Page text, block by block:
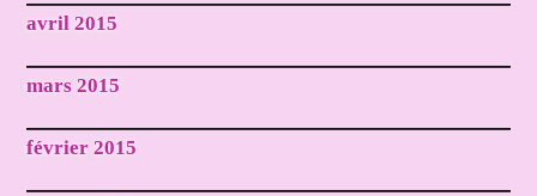
avril 2015
mars 2015
février 2015